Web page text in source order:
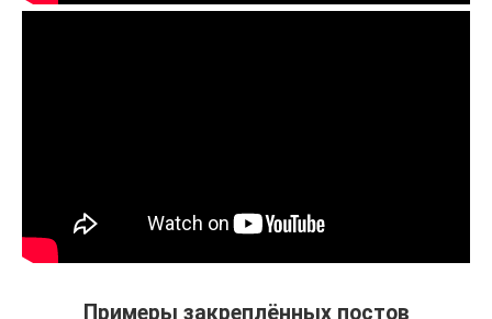
Примеры закреплённых постов